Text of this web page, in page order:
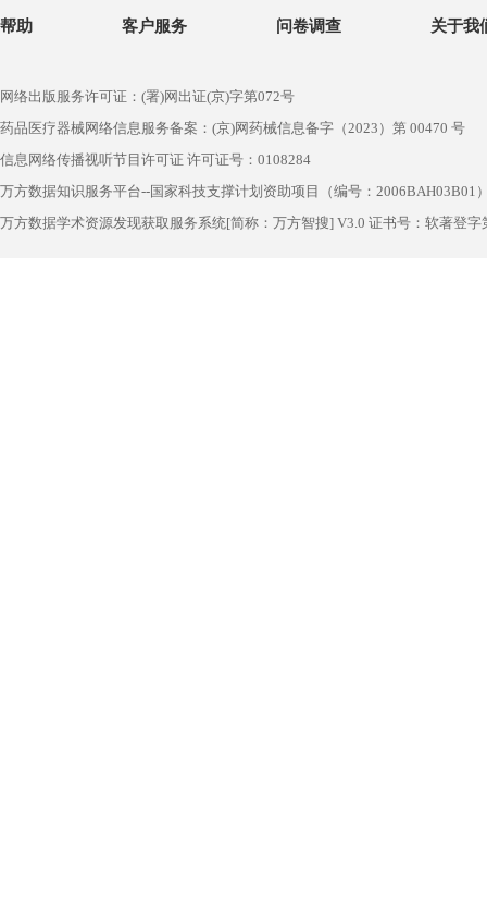
帮助 客户服务 问卷调查 关于我
网络出版服务许可证：(署)网出证(京)字第072号
药品医疗器械网络信息服务备案：(京)网药械信息备字（2023）第 00470 号
信息网络传播视听节目许可证 许可证号：0108284
万方数据知识服务平台--国家科技支撑计划资助项目（编号：2006BAH03B01
万方数据学术资源发现获取服务系统[简称：万方智搜] V3.0 证书号：软著登字